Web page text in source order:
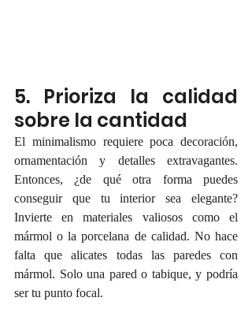
5. Prioriza la calidad
sobre la cantidad
El minimalismo requiere poca decoración,
ornamentación y detalles extravagantes.
Entonces, ¿de qué otra forma puedes
conseguir que tu interior sea elegante?
Invierte en materiales valiosos como el
mármol o la porcelana de calidad. No hace
falta que alicates todas las paredes con
mármol. Solo una pared o tabique, y podría
ser tu punto focal.